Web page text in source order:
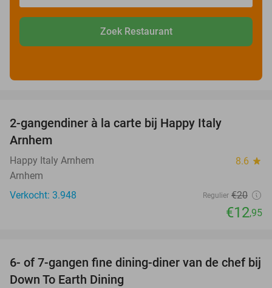
Zoek Restaurant
2-gangendiner à la carte bij Happy Italy
Arnhem
Happy Italy Arnhem 8.6 star
Arnhem
Verkocht: 3.948
Regulier €20
€12,95
36%
6- of 7-gangen fine dining-diner van de chef bij
Down To Earth Dining